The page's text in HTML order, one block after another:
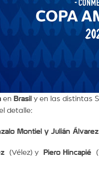
en Brasil y en las distintas
detalle:
Montiel y Julián Álvarez
(Vélez) y Piero Hincapié